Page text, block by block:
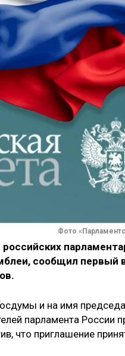
Фото
сообщил первый
и на имя
парламента России
что приглашение